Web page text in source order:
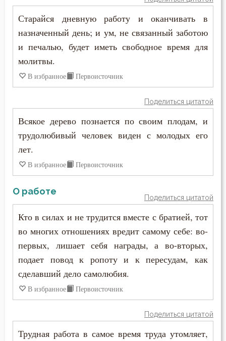
Старайся дневную работу и оканчивать в
назначенный день; и ум, не связанный заботою
и печалью, будет иметь свободное время для
молитвы.
В избранное Первоисточник
Поделиться цитатой
Всякое дерево познается по своим плодам, и
трудолюбивый человек виден с молодых его
лет.
В избранное Первоисточник
О работе
Поделиться цитатой
Кто в силах и не трудится вместе с братией, тот
во многих отношениях вредит самому себе: во-
первых, лишает себя награды, а во-вторых,
подает повод к ропоту и к пересудам, как
сделавший дело самолюбия.
В избранное Первоисточник
Поделиться цитатой
Трудная работа в самое время труда утомляет,